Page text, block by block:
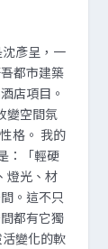
彥呈，一
都市建築
店項目。
變空間氛
格。 我的
：「輕硬
燈光、材
。這不只
都有它獨
變化的軟